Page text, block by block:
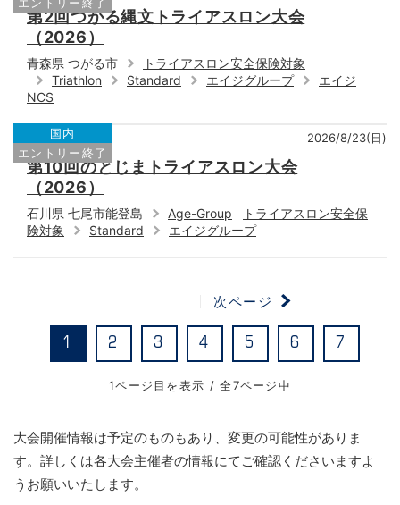
第2回つがる縄文トライアスロン大会
（2026）
青森県 つがる市
トライアスロン安全保険対象
Triathlon
Standard エイジグループ
エイジ
NCS
国内
エントリー終了
2026/8/23(日)
第10回のとじまトライアスロン大会
（2026）
石川県 七尾市能登島 Age-Group
トライアスロン安全保
険対象
Standard エイジグループ
1ページ目を表示 / 全7ページ中
1 2 3 4 5 6 7
次ページ
大会開催情報は予定のものもあり、変更の可能性がありま
す。詳しくは各大会主催者の情報にてご確認くださいますよ
うお願いいたします。